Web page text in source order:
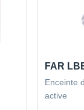
FAR
Enceinte
active